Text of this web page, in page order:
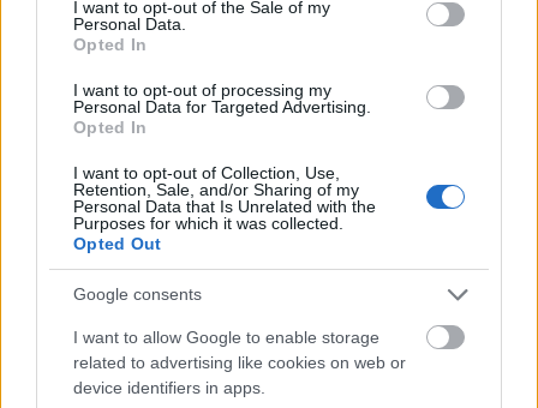
I want to opt-out of the Sale of my
Personal Data.
Opted In
I want to opt-out of processing my
Personal Data for Targeted Advertising.
Opted In
I want to opt-out of Collection, Use,
Retention, Sale, and/or Sharing of my
Personal Data that Is Unrelated with the
Purposes for which it was collected.
Opted Out
Google consents
I want to allow Google to enable storage
related to advertising like cookies on web or
device identifiers in apps.
Jacky Ickx, a sokoldalú zseni
•2015. szeptember 03.
Jacky Ickx pályafutása, túlzás nélkül állíthatom,
páratlan. A többségnek valószínűleg hat Le Mans-i
győzelme ugrik be először, de a belga az ...